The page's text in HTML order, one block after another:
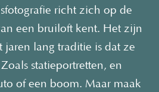
richt zich op de
een bruiloft kent. Het zijn
jaren lang traditie is dat ze
statieportretten, en
of een boom. Maar maak